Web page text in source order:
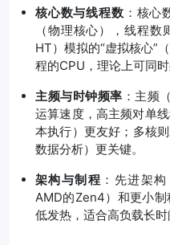
核心数与线程数 ：核心
（物理核心），线程
HT）模拟的“虚拟核心”
程的CPU，理论上可同时
主频与时钟频率 ：主频
运算速度，高主频对单
本执行）更友好；多核
数据分析）更关键。
架构与制程 ：先进架
AMD的Zen4）和更小
低发热，适合高负载长时